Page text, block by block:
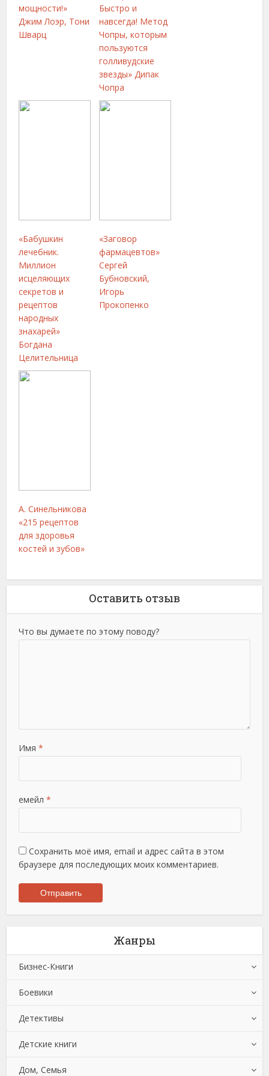
мощности!»
Джим Лоэр, Тони
Шварц
Быстро и
навсегда! Метод
Чопры, которым
пользуются
голливудские
звезды» Дипак
Чопра
«Бабушкин
лечебник.
Миллион
исцеляющих
секретов и
рецептов
народных
знахарей»
Богдана
Целительница
«Заговор
фармацевтов»
Сергей
Бубновский,
Игорь
Прокопенко
А. Синельникова
«215 рецептов
для здоровья
костей и зубов»
Оставить отзыв
Что вы думаете по этому поводу?
Имя *
емейл *
Сохранить моё имя, email и адрес сайта в этом
браузере для последующих моих комментариев.
Жанры
Бизнес-Книги
Банковское дело
Бухучет, налогообложение, аудит
Делопроизводство
Зарубежная деловая литература
Боевики
Боевики: Прочее
Криминальные боевики
Триллеры
Детективы
Зарубежные детективы
Иронические детективы
Детские книги
Детская проза
Дом, Семья